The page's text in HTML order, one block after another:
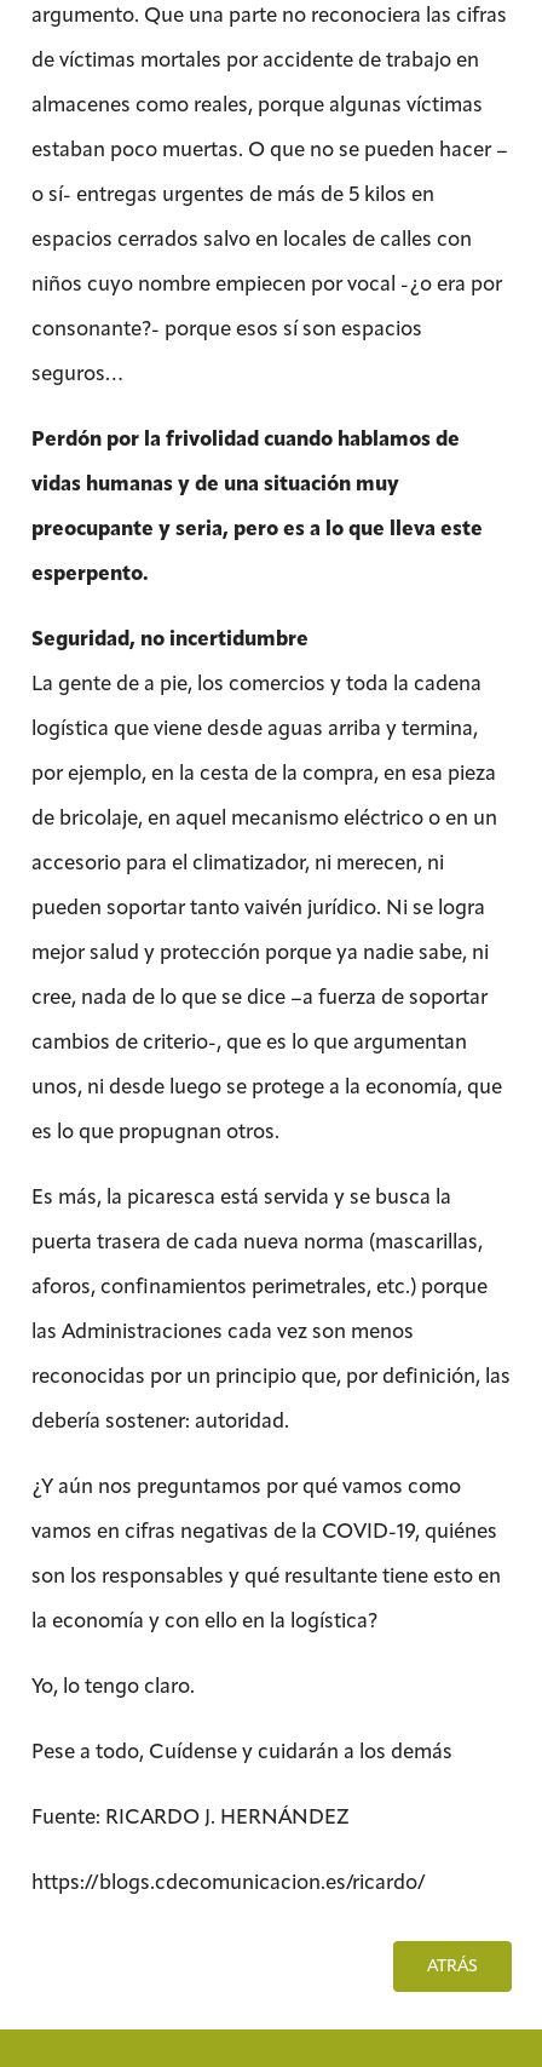
argumento. Que una parte no reconociera las cifras
de víctimas mortales por accidente de trabajo en
almacenes como reales, porque algunas víctimas
estaban poco muertas. O que no se pueden hacer –
o sí- entregas urgentes de más de 5 kilos en
espacios cerrados salvo en locales de calles con
niños cuyo nombre empiecen por vocal -¿o era por
consonante?- porque esos sí son espacios
seguros…
Perdón por la frivolidad cuando hablamos de
vidas humanas y de una situación muy
preocupante y seria, pero es a lo que lleva este
esperpento.
Seguridad, no incertidumbre
La gente de a pie, los comercios y toda la cadena
logística que viene desde aguas arriba y termina,
por ejemplo, en la cesta de la compra, en esa pieza
de bricolaje, en aquel mecanismo eléctrico o en un
accesorio para el climatizador, ni merecen, ni
pueden soportar tanto vaivén jurídico. Ni se logra
mejor salud y protección porque ya nadie sabe, ni
cree, nada de lo que se dice –a fuerza de soportar
cambios de criterio-, que es lo que argumentan
unos, ni desde luego se protege a la economía, que
es lo que propugnan otros.
Es más, la picaresca está servida y se busca la
puerta trasera de cada nueva norma (mascarillas,
aforos, confinamientos perimetrales, etc.) porque
las Administraciones cada vez son menos
reconocidas por un principio que, por definición, las
debería sostener: autoridad.
¿Y aún nos preguntamos por qué vamos como
vamos en cifras negativas de la COVID-19, quiénes
son los responsables y qué resultante tiene esto en
la economía y con ello en la logística?
Yo, lo tengo claro.
Pese a todo, Cuídense y cuidarán a los demás
Fuente: RICARDO J. HERNÁNDEZ
https://blogs.cdecomunicacion.es/ricardo/
ATRÁS